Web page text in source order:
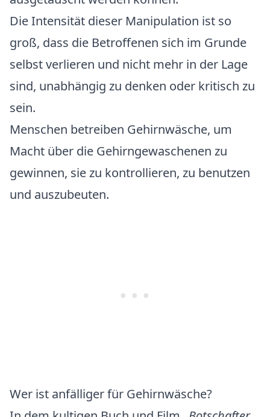
Die Intensität dieser Manipulation ist so
groß, dass die Betroffenen sich im Grunde
selbst verlieren und nicht mehr in der Lage
sind, unabhängig zu denken oder kritisch zu
sein.
Menschen betreiben Gehirnwäsche, um
Macht über die Gehirngewaschenen zu
gewinnen, sie zu kontrollieren, zu benutzen
und auszubeuten.
Wer ist anfälliger für Gehirnwäsche?